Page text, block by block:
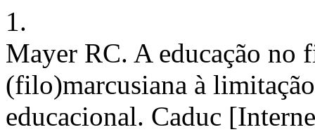
1.
Mayer RC. A educação no
(filo)marcusiana à
educacional. Caduc